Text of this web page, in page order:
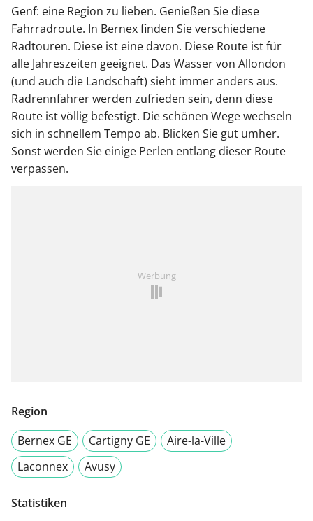
Genf: eine Region zu lieben. Genießen Sie diese
Fahrradroute. In Bernex finden Sie verschiedene
Radtouren. Diese ist eine davon. Diese Route ist für
alle Jahreszeiten geeignet. Das Wasser von Allondon
(und auch die Landschaft) sieht immer anders aus.
Radrennfahrer werden zufrieden sein, denn diese
Route ist völlig befestigt. Die schönen Wege wechseln
sich in schnellem Tempo ab. Blicken Sie gut umher.
Sonst werden Sie einige Perlen entlang dieser Route
verpassen.
Werbung
Region
Bernex GE
Cartigny GE
Aire-la-Ville
Laconnex
Avusy
Statistiken